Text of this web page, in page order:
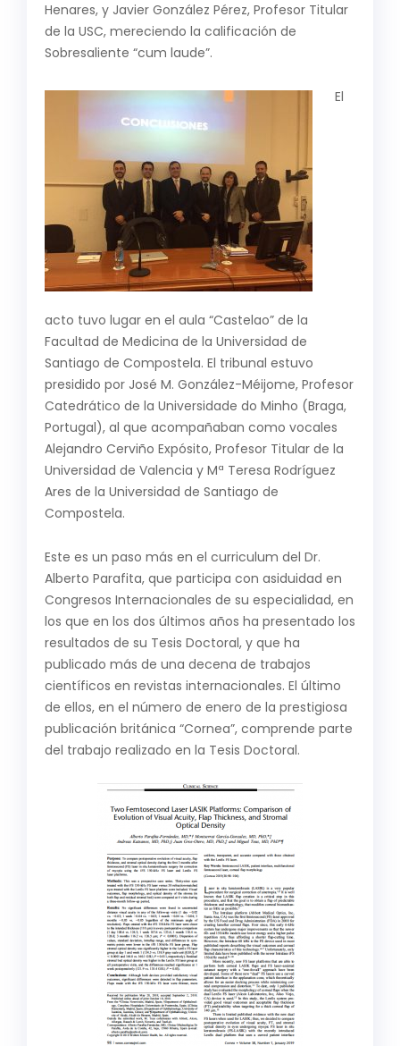
Henares, y Javier González Pérez, Profesor Titular
de la USC, mereciendo la calificación de
Sobresaliente “cum laude”.
El
acto tuvo lugar en el aula “Castelao” de la
Facultad de Medicina de la Universidad de
Santiago de Compostela. El tribunal estuvo
presidido por José M. González-Méijome, Profesor
Catedrático de la Universidade do Minho (Braga,
Portugal), al que acompañaban como vocales
Alejandro Cerviño Expósito, Profesor Titular de la
Universidad de Valencia y Mª Teresa Rodríguez
Ares de la Universidad de Santiago de
Compostela.
Este es un paso más en el curriculum del Dr.
Alberto Parafita, que participa con asiduidad en
Congresos Internacionales de su especialidad, en
los que en los dos últimos años ha presentado los
resultados de su Tesis Doctoral, y que ha
publicado más de una decena de trabajos
científicos en revistas internacionales. El último
de ellos, en el número de enero de la prestigiosa
publicación británica “Cornea”, comprende parte
del trabajo realizado en la Tesis Doctoral.